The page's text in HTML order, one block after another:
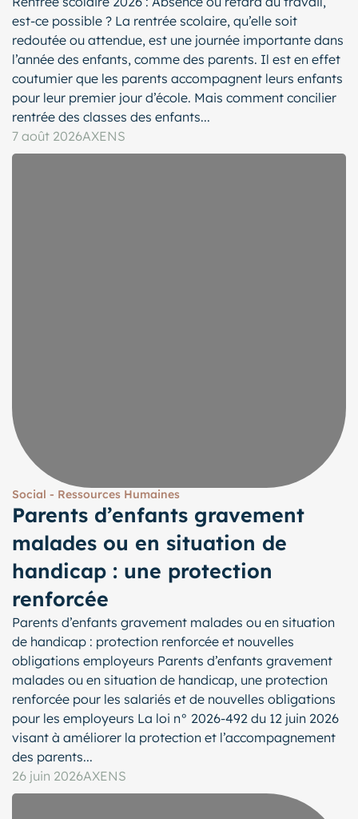
est-ce possible ? La rentrée scolaire, qu’elle soit
redoutée ou attendue, est une journée importante dans
l’année des enfants, comme des parents. Il est en effet
coutumier que les parents accompagnent leurs enfants
pour leur premier jour d’école. Mais comment concilier
rentrée des classes des enfants...
7 août 2026AXENS
Social - Ressources Humaines
Parents d’enfants gravement
malades ou en situation de
handicap : une protection
renforcée
Parents d’enfants gravement malades ou en situation
de handicap : protection renforcée et nouvelles
obligations employeurs Parents d’enfants gravement
malades ou en situation de handicap, une protection
renforcée pour les salariés et de nouvelles obligations
pour les employeurs La loi n° 2026-492 du 12 juin 2026
visant à améliorer la protection et l’accompagnement
des parents...
26 juin 2026AXENS